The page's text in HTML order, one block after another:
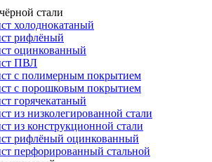
стали
холоднокатаный
рифлёный
оцинкованный
ПВЛ
с полимерным покрытием
с порошковым покрытием
горячекатаный
из низколегированной стали
из конструкционной стали
рифлёный оцинкованный
перфорированный стальной